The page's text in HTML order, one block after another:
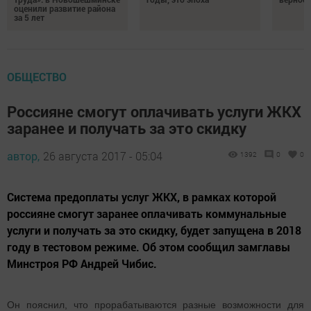
оценили развитие района
за 5 лет
ОБЩЕСТВО
Россияне смогут оплачивать услуги ЖКХ
заранее и получать за это скидку
автор, 26 августа 2017 - 05:04 1392 0 0
Система предоплаты услуг ЖКХ, в рамках которой
россияне смогут заранее оплачивать коммунальные
услуги и получать за это скидку, будет запущена в 2018
году в тестовом режиме. Об этом сообщил замглавы
Минстроя РФ Андрей Чибис.
Он пояснил, что прорабатываются разные возможности для